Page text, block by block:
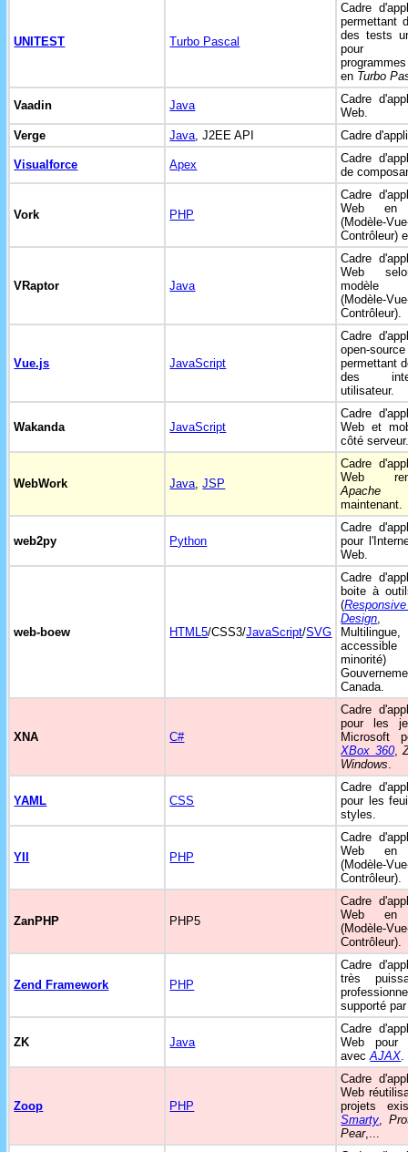
UNITEST Turbo Pascal
Cadre
permettant
des tests
pour
en Turbo
Vaadin Java
Cadre
Web.
Verge
Java, J2EE API Cadre
Visualforce Apex
Cadre
de
Vork PHP
Cadre
Web
(Modèle-
Contrôleur)
VRaptor Java
Cadre
Web
(Modèle-
Contrôleur).
Vue.js JavaScript
Cadre
open-source
permettant
des
utilisateur.
Wakanda JavaScript
Cadre
Web et
côté
WebWork Java,JSP
Cadre
Web
Apache
maintenant.
web2py Python
Cadre
pour
Web.
web-boew HTML5/CSS3/JavaScript/SVG
Cadre
boite à
(
Design,
Multilingue,
Canada.
XNA C#
Cadre
pour les
Microsoft
XBox 360,
Windows.
YAML CSS
Cadre
pour les
styles.
YII PHP
Cadre
Web
(Modèle-
Contrôleur).
ZanPHP PHP5
Cadre
Web
(Modèle-
Contrôleur).
Zend Framework PHP
Cadre
très
supporté
ZK Java
Cadre
Web pour
avecAJAX.
Zoop PHP
Cadre
Web
projets
Smarty,
Pear,...